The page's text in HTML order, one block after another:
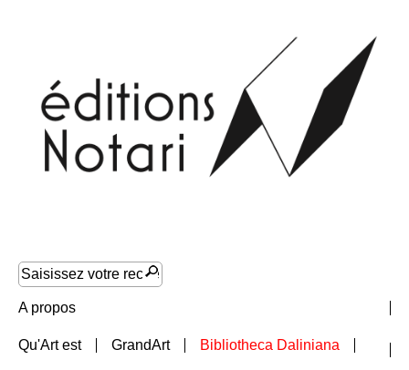
A propos
Nouveautés
Qu'Art est GrandArt Bibliotheca Daliniana